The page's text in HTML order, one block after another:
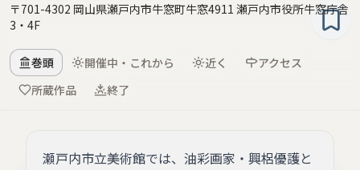
〒701-4302 岡山県瀬戸内市牛窓町牛窓4911 瀬戸内市役所牛窓庁舎
3・4F
巻頭 開催中・これから 近く
アクセス
所蔵作品
終了
瀬戸内市立美術館では、油彩画家・興梠優護と